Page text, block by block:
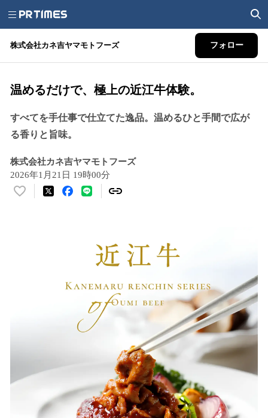
株式会社カネ吉ヤマモトフーズ フォロー
温めるだけで、極上の近江牛体験。
すべてを手仕事で仕立てた逸品。温めるひと手間で広が
る香りと旨味。
株式会社カネ吉ヤマモトフーズ
2026年1月21日 19時00分
い